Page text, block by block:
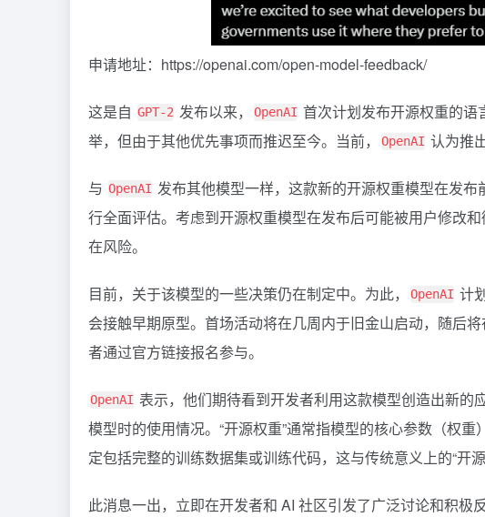
申请地址：https://openai.com/open-model-feedback/
这是自 GPT-2 发布以来， OpenAI 首次计划发布开源权重的语
举，但由于其他优先事项而推迟至今。当前，
OpenAI 认为推
与 OpenAI 发布其他模型一样，这款新的开源权重模型在发布
行全面评估。考虑到开源权重模型在发布后可能被用户修改和
在风险。
目前，关于该模型的一些决策仍在制定中。为此， OpenAI 计
会接触早期原型。首场活动将在几周内于旧金山启动，随后将
者通过官方链接报名参与。
OpenAI 表示，他们期待看到开发者利用这款模型创造出新
模型时的使用情况。“开源权重”通常指模型的核心参数（权
定包括完整的训练数据集或训练代码，这与传统意义上的“开源
此消息一出，立即在开发者和 AI 社区引发了广泛讨论和积